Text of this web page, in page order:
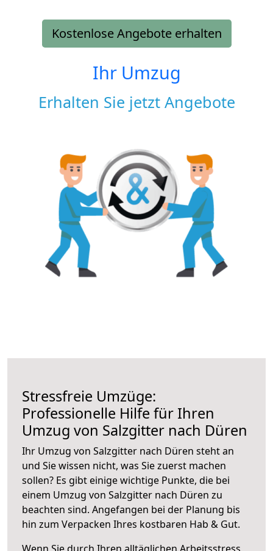
Kostenlose Angebote erhalten
Ihr Umzug
Erhalten Sie jetzt Angebote
Stressfreie Umzüge:
Professionelle Hilfe für Ihren
Umzug von Salzgitter nach Düren
Ihr Umzug von Salzgitter nach Düren steht an
und Sie wissen nicht, was Sie zuerst machen
sollen? Es gibt einige wichtige Punkte, die bei
einem Umzug von Salzgitter nach Düren zu
beachten sind. Angefangen bei der Planung bis
hin zum Verpacken Ihres kostbaren Hab & Gut.